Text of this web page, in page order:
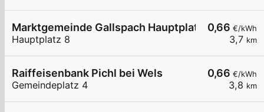
0,66 €/kWh
3,7 km
Marktgemeinde Gallspach Hauptplatz LG1
Hauptplatz 8
0,66 €/kWh
3,8 km
Raiffeisenbank Pichl bei Wels
Gemeindeplatz 4